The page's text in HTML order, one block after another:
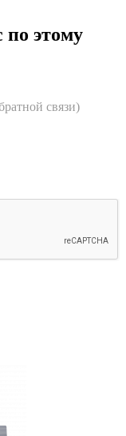
по этому
связи)